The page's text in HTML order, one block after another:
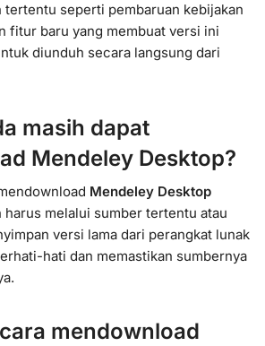
tertentu seperti pembaruan kebijakan
fitur baru yang membuat versi ini
diunduh secara langsung dari
masih dapat
Mendeley Desktop?
Mendeley Desktop
harus melalui sumber tertentu atau
versi lama dari perangkat lunak
hati dan memastikan sumbernya
mendownload